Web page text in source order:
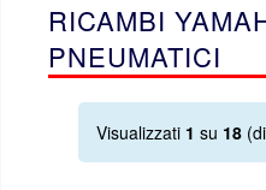
RICAMBI
PNEUMATICI
Visualizzati 1 su 18 (di